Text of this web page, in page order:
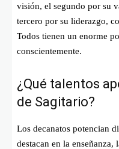
visión, el segundo por su
tercero por su liderazgo,
Todos tienen un enorme
conscientemente.
¿Qué talentos
de Sagitario?
Los decanatos potencian
destacan en la